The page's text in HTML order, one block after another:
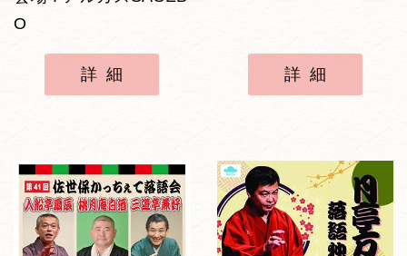
O
詳細 詳細